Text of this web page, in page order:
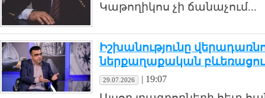
Կաթողիկոս չի ճանաչում...
Իշխանությունը
ներքաղաքական
29.07.2026 | 19:07